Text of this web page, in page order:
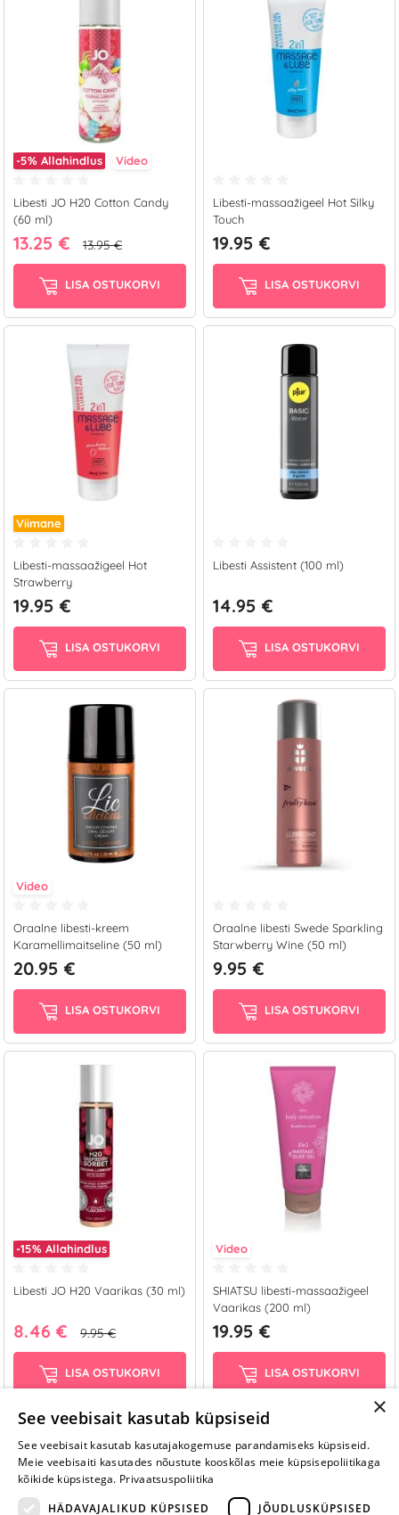
-5% Allahindlus Video
Libesti JO H20 Cotton Candy
(60 ml)
13.25 € 13.95 €
LISA OSTUKORVI
Libesti-massaažigeel Hot Silky
Touch
19.95 €
LISA OSTUKORVI
Viimane
Libesti-massaažigeel Hot
Strawberry
19.95 €
LISA OSTUKORVI
Libesti Assistent (100 ml)
14.95 €
LISA OSTUKORVI
Video
Oraalne libesti-kreem
Karamellimaitseline (50 ml)
20.95 €
LISA OSTUKORVI
Oraalne libesti Swede Sparkling
Starwberry Wine (50 ml)
9.95 €
LISA OSTUKORVI
-15% Allahindlus
Libesti JO H20 Vaarikas (30 ml)
8.46 € 9.95 €
LISA OSTUKORVI
Video
SHIATSU libesti-massaažigeel
Vaarikas (200 ml)
19.95 €
LISA OSTUKORVI
Näita rohkem
›
×
See veebisait kasutab küpsiseid
See veebisait kasutab kasutajakogemuse parandamiseks küpsiseid.
Meie veebisaiti kasutades nõustute kooskõlas meie küpsisepoliitikaga
kõikide küpsistega. Privaatsuspoliitika
HÄDAVAJALIKUD KÜPSISED
JÕUDLUSKÜPSISED